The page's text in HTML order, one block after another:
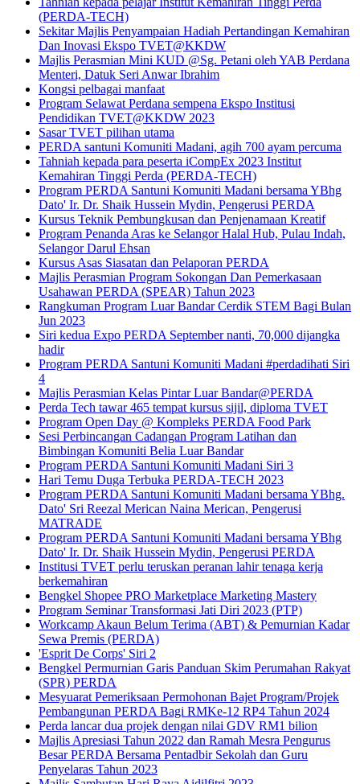
(PERDA-TECH)
Sekitar Majlis Penyampaian Hadiah Pertandingan Kemahiran
Dan Inovasi Ekspo TVET@KKDW
Majlis Perasmian Mini KUD @Sg. Petani oleh YAB Perdana
Menteri, Datuk Seri Anwar Ibrahim
Kongsi pelbagai manfaat
Program Selawat Perdana sempena Ekspo Institusi
Pendidikan TVET@KKDW 2023
Sasar TVET pilihan utama
PERDA santuni Komuniti Madani, agih 700 ayam percuma
Tahniah kepada para peserta iCompEx 2023 Institut
Kemahiran Tinggi Perda (PERDA-TECH)
Program PERDA Santuni Komuniti Madani bersama YBhg
Dato' Ir. Dr. Shaik Hussein Mydin, Pengerusi PERDA
Kursus Teknik Pembungkusan dan Penjenamaan Kreatif
Program Penanda Aras ke Selangor Halal Hub, Pulau Indah,
Selangor Darul Ehsan
Kursus Asas Siasatan dan Pelaporan PERDA
Majlis Perasmian Program Sokongan Dan Pemerkasaan
Usahawan PERDA (SPEAR) Tahun 2023
Rangkuman Program Luar Bandar Cerdik STEM Bagi Bulan
Jun 2023
Siri kedua Expo PERDA September nanti, 70,000 dijangka
hadir
Program PERDA Santuni Komuniti Madani #perdadihati Siri
4
Majlis Perasmian Kelas Pintar Luar Bandar@PERDA
Perda Tech tawar 465 tempat kursus sijil, diploma TVET
Program Open Day @ Kompleks PERDA Food Park
Sesi Perbincangan Cadangan Program Latihan dan
Bimbingan Komuniti Belia Luar Bandar
Program PERDA Santuni Komuniti Madani Siri 3
Hari Temu Duga Terbuka PERDA-TECH 2023
Program PERDA Santuni Komuniti Madani bersama YBhg.
Dato' Sri Reezal Merican Naina Merican, Pengerusi
MATRADE
Program PERDA Santuni Komuniti Madani bersama YBhg
Dato' Ir. Dr. Shaik Hussein Mydin, Pengerusi PERDA
Institusi TVET perlu teruskan peranan lahir tenaga kerja
berkemahiran
Bengkel Shopee PRO Marketplace Marketing Mastery
Program Seminar Transformasi Jati Diri 2023 (PTP)
Workcamp Akaun Belum Terima (ABT) & Pemurnian Kadar
Sewa Premis (PERDA)
'Esprit De Corps' Siri 2
Bengkel Permurnian Garis Panduan Skim Perumahan Rakyat
(SPR) PERDA
Mesyuarat Pemeriksaan Permohonan Bajet Program/Projek
Pembangunan PERDA Bagi RMKe-12 RP4 Tahun 2024
Perda lancar dua projek dengan nilai GDV RM1 bilion
Majlis Apresiasi Tahun 2022 dan Ramah Mesra Pengurus
Besar PERDA Bersama Pentadbir Sekolah dan Guru
Penyelaras Tahun 2023